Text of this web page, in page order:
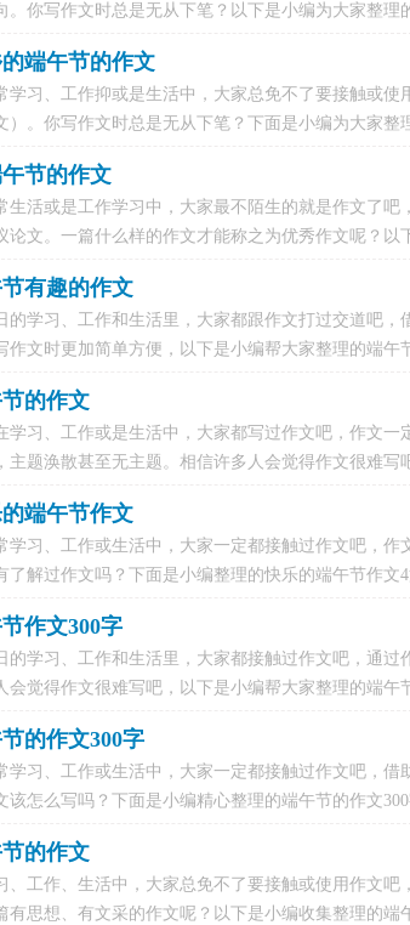
。你写作文时总是无从下笔？以下是小编为大家整
端午节的作文
学习、工作抑或是生活中，大家总免不了要接触或
）。你写作文时总是无从下笔？下面是小编为大家
节的作文
生活或是工作学习中，大家最不陌生的就是作文了
论文。一篇什么样的作文才能称之为优秀作文呢？
有趣的作文
的学习、工作和生活里，大家都跟作文打过交道吧
作文时更加简单方便，以下是小编帮大家整理的端
的作文
学习、工作或是生活中，大家都写过作文吧，作文
主题涣散甚至无主题。相信许多人会觉得作文很难
端午节作文
学习、工作或生活中，大家一定都接触过作文吧，
了解过作文吗？下面是小编整理的快乐的端午节作
作文300字
的学习、工作和生活里，大家都接触过作文吧，通
会觉得作文很难写吧，以下是小编帮大家整理的端午
的作文300字
学习、工作或生活中，大家一定都接触过作文吧，
该怎么写吗？下面是小编精心整理的端午节的作文
的作文
、工作、生活中，大家总免不了要接触或使用作文
有思想、有文采的作文呢？以下是小编收集整理的